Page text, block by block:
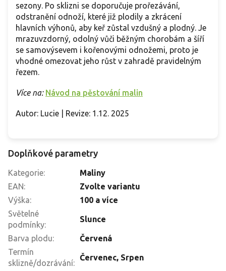
sezony. Po sklizni se doporučuje prořezávání,
odstranění odnoží, které již plodily a zkrácení
hlavních výhonů, aby keř zůstal vzdušný a plodný. Je
mrazuvzdorný, odolný vůči běžným chorobám a šíří
se samovýsevem i kořenovými odnožemi, proto je
vhodné omezovat jeho růst v zahradě pravidelným
řezem.
Více na: Návod na pěstování malin
Autor: Lucie | Revize: 1.12. 2025
Doplňkové parametry
Kategorie:
Maliny
EAN:
Zvolte variantu
Výška:
100 a více
Světelné
podmínky:
Slunce
Barva plodu:
Červená
Termín
sklizně/dozrávání:
Červenec, Srpen